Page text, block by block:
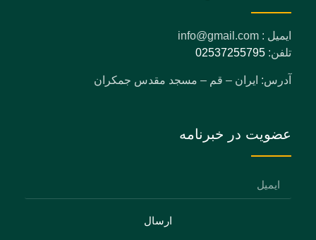
ایمیل : info@gmail.com
تلفن: 02537255795
آدرس: ایران – قم – مسجد مقدس جمکران
عضویت در خبرنامه
ارسال